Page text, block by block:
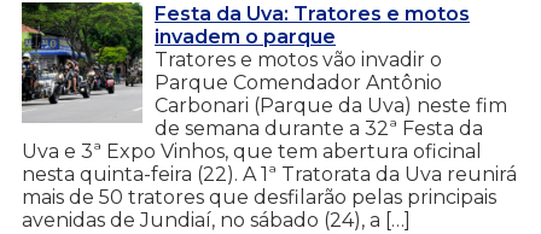
Festa da Uva: Tratores e motos
invadem o parque
Tratores e motos vão invadir o
Parque Comendador Antônio
Carbonari (Parque da Uva) neste fim
de semana durante a 32ª Festa da
Uva e 3ª Expo Vinhos, que tem abertura oficinal
nesta quinta-feira (22). A 1ª Tratorata da Uva reunirá
mais de 50 tratores que desfilarão pelas principais
avenidas de Jundiaí, no sábado (24), a […]